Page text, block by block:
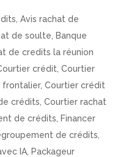
,Avis rachat de
de soulte ,Banque
de credits la réunion
crédit ,Courtier
frontalier,Courtier crédit
crédits ,Courtier rachat
de crédits ,Financer
de crédits
IA ,Packageur